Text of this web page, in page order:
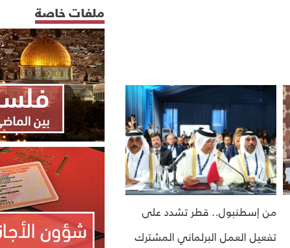
من إسطنبول.. قطر تشدد على
تفعيل العمل البرلماني المشترك
ملفات خاصة